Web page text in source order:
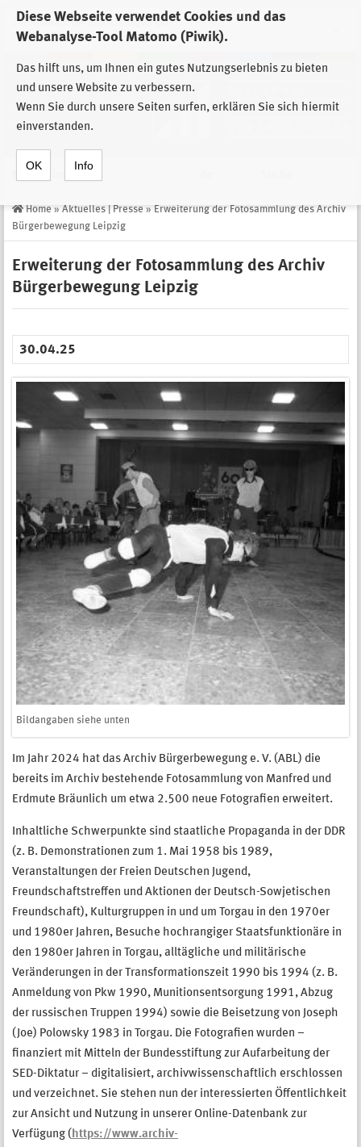
Diese Webseite verwendet Cookies und das
Webanalyse-Tool Matomo (Piwik).
Das hilft uns, um Ihnen ein gutes Nutzungserlebnis zu bieten
und unsere Website zu verbessern.
Wenn Sie durch unsere Seiten surfen, erklären Sie sich hiermit
einverstanden.
OK Info
Zur Auswahl der Einrichtungen der
Stiftung Sächsische Gedenkstätten
Home » Aktuelles | Presse » Erweiterung der Fotosammlung des Archiv
Bürgerbewegung Leipzig
Erweiterung der Fotosammlung des Archiv
Bürgerbewegung Leipzig
30.04.25
Bildangaben siehe unten
Im Jahr 2024 hat das Archiv Bürgerbewegung e. V. (ABL) die
bereits im Archiv bestehende Fotosammlung von Manfred und
Erdmute Bräunlich um etwa 2.500 neue Fotografien erweitert.
Inhaltliche Schwerpunkte sind staatliche Propaganda in der DDR
(z. B. Demonstrationen zum 1. Mai 1958 bis 1989,
Veranstaltungen der Freien Deutschen Jugend,
Freundschaftstreffen und Aktionen der Deutsch-Sowjetischen
Freundschaft), Kulturgruppen in und um Torgau in den 1970er
und 1980er Jahren, Besuche hochrangiger Staatsfunktionäre in
den 1980er Jahren in Torgau, alltägliche und militärische
Veränderungen in der Transformationszeit 1990 bis 1994 (z. B.
Anmeldung von Pkw 1990, Munitionsentsorgung 1991, Abzug
der russischen Truppen 1994) sowie die Beisetzung von Joseph
(Joe) Polowsky 1983 in Torgau. Die Fotografien wurden –
finanziert mit Mitteln der Bundesstiftung zur Aufarbeitung der
SED-Diktatur – digitalisiert, archivwissenschaftlich erschlossen
und verzeichnet. Sie stehen nun der interessierten Öffentlichkeit
zur Ansicht und Nutzung in unserer Online-Datenbank zur
Verfügung ( https://www.archiv-